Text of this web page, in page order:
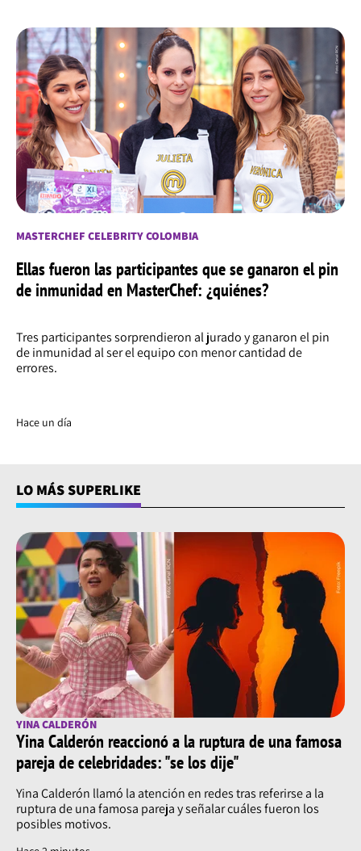
MASTERCHEF CELEBRITY COLOMBIA
Ellas fueron las participantes que se ganaron el pin
de inmunidad en MasterChef: ¿quiénes?
Tres participantes sorprendieron al jurado y ganaron el pin
de inmunidad al ser el equipo con menor cantidad de
errores.
Hace un día
LO MÁS SUPERLIKE
YINA CALDERÓN
Yina Calderón reaccionó a la ruptura de una famosa
pareja de celebridades: "se los dije"
Yina Calderón llamó la atención en redes tras referirse a la
ruptura de una famosa pareja y señalar cuáles fueron los
posibles motivos.